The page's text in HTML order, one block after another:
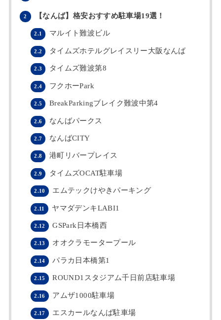
2 【なんば】格安おすすめ駐車場19選！
2.1 マルイト難波ビル
2.2 タイムズホテルグレイスリー大阪なんば
2.3 タイムズ難波第8
2.4 フクホーPark
2.5 BreakParkingブレイク難波中第4
2.6 なんばパークス
2.7 なんばCITY
2.8 港町リバープレイス
2.9 タイムズOCAT駐車場
2.10 エムテックけやきパーキング
2.11 ヤマダデンキLABI1
2.12 GSPark日本橋西
2.13 オオクラモータープール
2.14 パラカ日本橋第1
2.15 ROUND1スタジアム千日前店駐車場
2.16 アムザ1000駐車場
2.17 エスカールなんば駐車場